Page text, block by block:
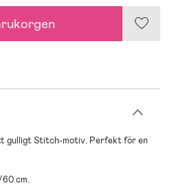
gulligt Stitch-motiv. Perfekt för en
cm.